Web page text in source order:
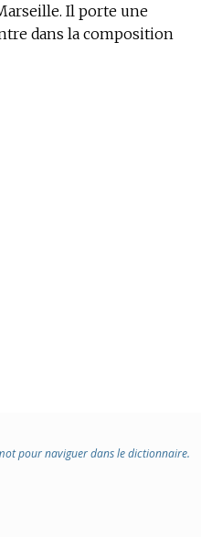
Il porte une
dans la composition
pour naviguer dans le dictionnaire.